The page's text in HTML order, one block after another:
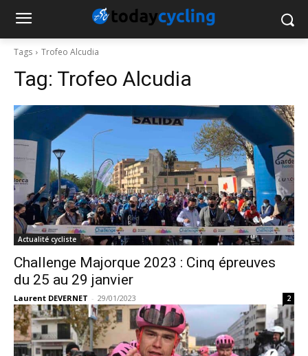
Tags Trofeo Alcudia
Tag: Trofeo Alcudia
Actualité cycliste
Challenge Majorque 2023 : Cinq épreuves
du 25 au 29 janvier
Laurent DEVERNET - 29/01/2023 2